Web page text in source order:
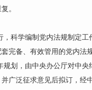
。
学编制党内法规制定工
完备、有效管用的党内法
，由中央办公厅对中央
广泛征求意见后拟订，经